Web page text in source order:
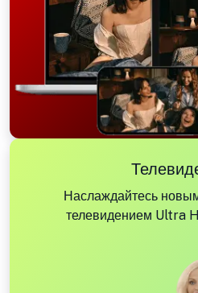
Наслаждайтесь
телевидением Ultra